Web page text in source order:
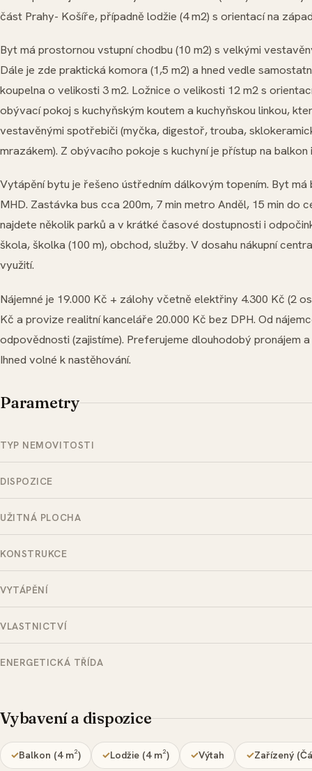
část Prahy- Košíře, případně lodžie (4 m2) s orientací na
Byt má prostornou vstupní chodbu (10 m2) s velkými
Dále je zde praktická komora (1,5 m2) a hned vedle
koupelna o velikosti 3 m2. Ložnice o velikosti 12 m2 s
obývací pokoj s kuchyňským koutem a kuchyňskou linkou,
vestavěnými spotřebiči (myčka, digestoř, trouba,
mrazákem). Z obývacího pokoje s kuchyní je přístup na balkon
Vytápění bytu je řešeno ústředním dálkovým topením. Byt
MHD. Zastávka bus cca 200m, 7 min metro Anděl, 15 min do
najdete několik parků a v krátké časové dostupnosti i
škola, školka (100 m), obchod, služby. V dosahu nákupní
využití.
Nájemné je 19.000 Kč + zálohy včetně elektřiny 4.300 Kč (2
Kč a provize realitní kanceláře 20.000 Kč bez DPH. Od
odpovědnosti (zajistíme). Preferujeme dlouhodobý pronájem
Ihned volné k nastěhování.
Parametry
TYP NEMOVITOSTI
DISPOZICE
UŽITNÁ PLOCHA
KONSTRUKCE
VYTÁPĚNÍ
VLASTNICTVÍ
ENERGETICKÁ TŘÍDA
Vybavení a dispozice
Balkon (4 m²) Lodžie (4 m²) Výtah Zařízený